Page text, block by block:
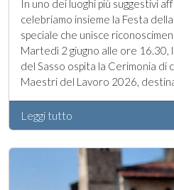
In uno dei luoghi più suggestivi
celebriamo insieme la Festa
speciale che unisce
Martedì 2 giugno alle ore 16.30,
del Sasso ospita la Cerimonia
Maestri del Lavoro 2026,
Leggi tutto